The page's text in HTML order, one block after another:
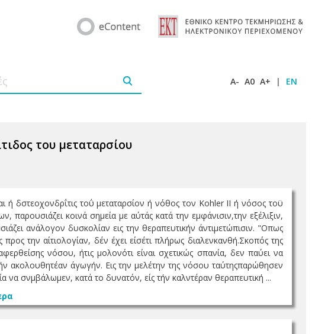
A- A0 A+ | EN
του μεταταρσίου
δστεοχονδρΐτις τοΰ μεταταρσίον ή νόθος τον Kohler II ή νόσος τοϋ
κοινά σημεία με αύτάς κατά την εμφάνισιν,την εξέλιξιν,
ανάλογον δυσκολίαν εις την θεραπευτικήν άντιμετώπισιν. "Οπως
την αίτιολογίαν, δέν έχει είσέτι πλήρως διαλενκανθή.Σκοπός της
νόσου, ήτις μολονότι είναι σχετικώς σπανία, δεν παύει να
ακολουθητέαν άγωγήν. Εις την μελέτην της νόσου ταύτηςπαρώθησεν
να σνμβάλωμεν, κατά το δυνατόν, είς τήν καλντέραν θεραπευτική ...